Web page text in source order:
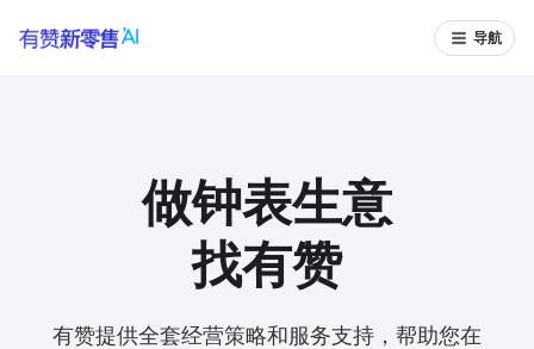
导航
做钟表生意
找有赞
有赞提供全套经营策略和服务支持，帮助您在